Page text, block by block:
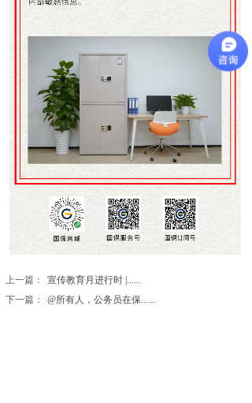
上一篇：
宣传教育月进行时 |......
下一篇：
@所有人，公务员在保......